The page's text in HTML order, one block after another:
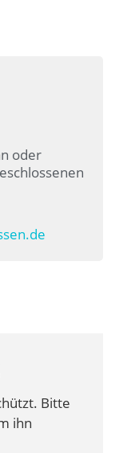
oder
Bitte
ihn